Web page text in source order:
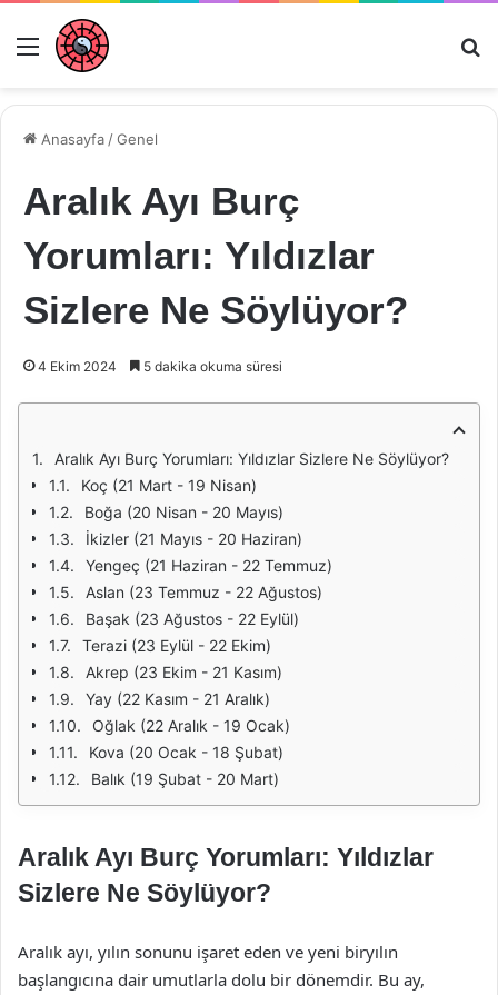
Menü
Anasayfa /Genel
Aralık Ayı Burç
Yorumları: Yıldızlar
Sizlere Ne Söylüyor?
4 Ekim 2024 5 dakika okuma süresi
Aralık Ayı Burç Yorumları: Yıldızlar Sizlere Ne Söylüyor?
Koç (21 Mart - 19 Nisan)
Boğa (20 Nisan - 20 Mayıs)
İkizler (21 Mayıs - 20 Haziran)
Yengeç (21 Haziran - 22 Temmuz)
Aslan (23 Temmuz - 22 Ağustos)
Başak (23 Ağustos - 22 Eylül)
Terazi (23 Eylül - 22 Ekim)
Akrep (23 Ekim - 21 Kasım)
Yay (22 Kasım - 21 Aralık)
Oğlak (22 Aralık - 19 Ocak)
Kova (20 Ocak - 18 Şubat)
Balık (19 Şubat - 20 Mart)
Aralık Ayı Burç Yorumları: Yıldızlar
Sizlere Ne Söylüyor?
Aralık ayı, yılın sonunu işaret eden ve yeni biryılın
başlangıcına dair umutlarla dolu bir dönemdir. Bu ay,